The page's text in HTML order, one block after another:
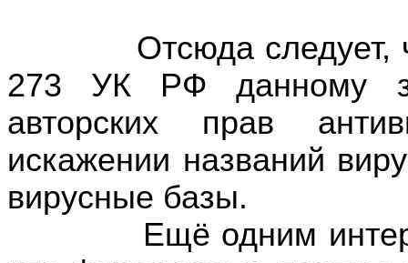
Отсюда следует, что
273 УК РФ данному
авторских прав
искажении названий
вирусные базы.
Ещё одним